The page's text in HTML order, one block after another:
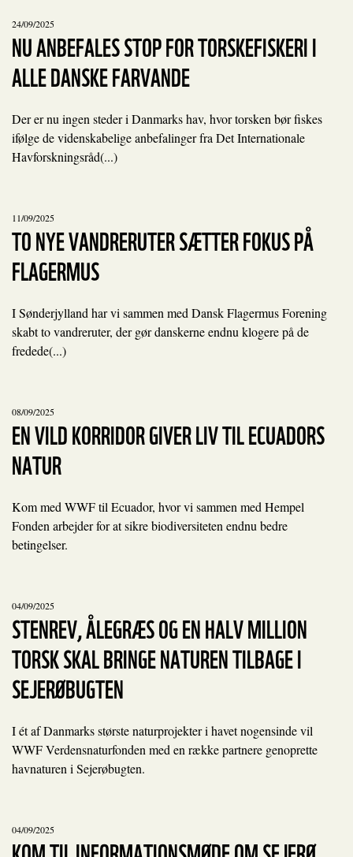
24/09/2025
NU ANBEFALES STOP FOR TORSKEFISKERI I
ALLE DANSKE FARVANDE
Der er nu ingen steder i Danmarks hav, hvor torsken bør fiskes
ifølge de videnskabelige anbefalinger fra Det Internationale
Havforskningsråd(...)
11/09/2025
TO NYE VANDRERUTER SÆTTER FOKUS PÅ
FLAGERMUS
I Sønderjylland har vi sammen med Dansk Flagermus Forening
skabt to vandreruter, der gør danskerne endnu klogere på de
fredede(...)
08/09/2025
EN VILD KORRIDOR GIVER LIV TIL ECUADORS
NATUR
Kom med WWF til Ecuador, hvor vi sammen med Hempel
Fonden arbejder for at sikre biodiversiteten endnu bedre
betingelser.
04/09/2025
STENREV, ÅLEGRÆS OG EN HALV MILLION
TORSK SKAL BRINGE NATUREN TILBAGE I
SEJERØBUGTEN
I ét af Danmarks største naturprojekter i havet nogensinde vil
WWF Verdensnaturfonden med en række partnere genoprette
havnaturen i Sejerøbugten.
04/09/2025